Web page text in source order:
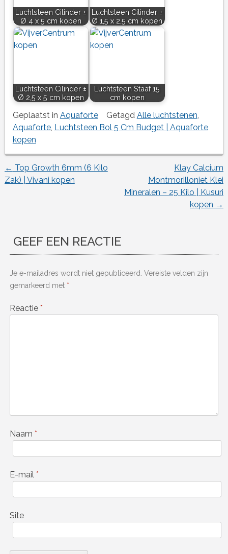
Luchtsteen Cilinder ±
Ø 4 x 5 cm kopen
Luchtsteen Cilinder ±
Ø 1,5 x 2,5 cm kopen
Luchtsteen Cilinder ±
Ø 2,5 x 5 cm kopen
Luchtsteen Staaf 15
cm kopen
Geplaatst in Aquaforte Getagd Alle luchtstenen
Aquaforte, Luchtsteen Bol 5 Cm Budget | Aquaforte
kopen
Berichtnavigatie
← Top Growth 6mm (6 Kilo
Zak) | Vivani kopen
Klay Calcium
Montmorilloniet Klei
Mineralen – 25 Kilo | Kusuri
kopen →
GEEF EEN REACTIE
Je e-mailadres wordt niet gepubliceerd. Vereiste velden zijn
gemarkeerd met *
Reactie *
Naam *
E-mail *
Site